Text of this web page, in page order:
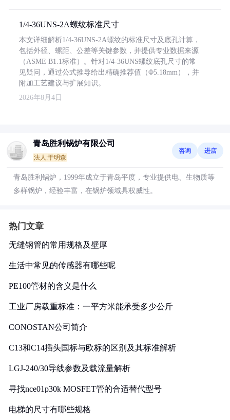
1/4-36UNS-2A螺纹标准尺寸
本文详细解析1/4-36UNS-2A螺纹的标准尺寸及底孔计算，
包括外径、螺距、公差等关键参数，并提供专业数据来源
（ASME B1.1标准）。针对1/4-36UNS螺纹底孔尺寸的常
见疑问，通过公式推导给出精确推荐值（Φ5.18mm），并
附加工艺建议与扩展知识。
2026年8月4日
青岛胜利锅炉有限公司
法人:于明森
咨询 进店
青岛胜利锅炉，1999年成立于青岛平度，专业提供电、生物质等
多样锅炉，经验丰富，在锅炉领域具权威性。
热门文章
无缝钢管的常用规格及壁厚
生活中常见的传感器有哪些呢
PE100管材的含义是什么
工业厂房载重标准：一平方米能承受多少公斤
CONOSTAN公司简介
C13和C14插头国标与欧标的区别及其标准解析
LGJ-240/30导线参数及载流量解析
寻找nce01p30k MOSFET管的合适替代型号
电梯的尺寸有哪些规格